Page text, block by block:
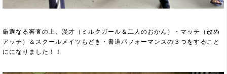
厳選なる審査の上、漫才（ミルクガール＆二人のおかん）・マッチ（改め
アッチ）＆スクールメイツもどき・書道パフォーマンスの３つをすること
にになりました！！